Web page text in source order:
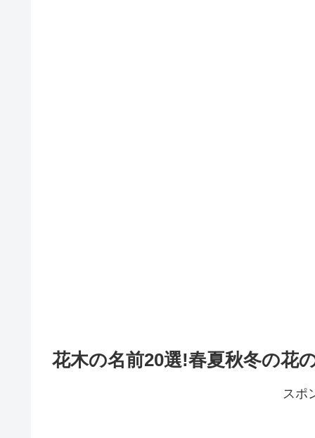
花木の名前20選!春夏秋冬の花
スポ